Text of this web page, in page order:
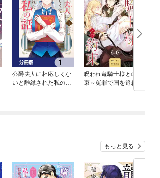
公爵夫人に相応しくな
いと離縁された私の
呪われ竜騎士様との約
束～冤罪で国を追われ
た孤独な魔術師は隣国
もっと見る